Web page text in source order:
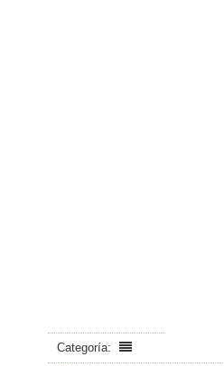
Categoría: